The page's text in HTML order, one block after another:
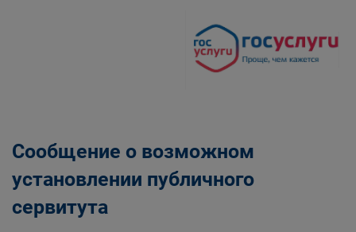
Беловского городского
Беловского городского округа
Управление по земельным ресурсам и
муниципальному имуществу Администрации
Беловского городского округа
Сообщение о возможном
установлении публичного
сервитута